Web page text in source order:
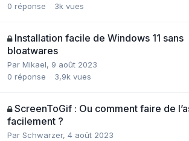
0 réponse 3k vues
Installation facile de Windows 11 sans
bloatwares
Par Mikael, 9 août 2023
0 réponse 3,9k vues
ScreenToGif : Ou comment faire de
facilement ?
Par Schwarzer, 4 août 2023